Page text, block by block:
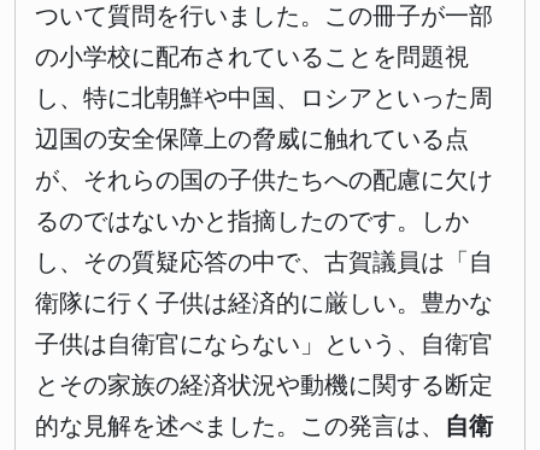
ついて質問を行いました。この冊子が一部
の小学校に配布されていることを問題視
し、特に北朝鮮や中国、ロシアといった周
辺国の安全保障上の脅威に触れている点
が、それらの国の子供たちへの配慮に欠け
るのではないかと指摘したのです。しか
し、その質疑応答の中で、古賀議員は「自
衛隊に行く子供は経済的に厳しい。豊かな
子供は自衛官にならない」という、自衛官
とその家族の経済状況や動機に関する断定
的な見解を述べました。この発言は、 自衛